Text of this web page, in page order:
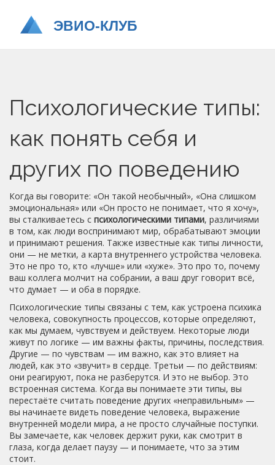
Психологические типы:
как понять себя и
других по поведению
Когда вы говорите: «Он такой необычный», «Она слишком
эмоциональная» или «Он просто не понимает, что я хочу»,
вы сталкиваетесь с психологическими типами, различиями
в том, как люди воспринимают мир, обрабатывают эмоции
и принимают решения. Также известные как типы личности,
они — не метки, а карта внутреннего устройства человека.
Это не про то, кто «лучше» или «хуже». Это про то, почему
ваш коллега молчит на собрании, а ваш друг говорит всё,
что думает — и оба в порядке.
Психологические типы связаны с тем, как устроена психика
человека, совокупность процессов, которые определяют,
как мы думаем, чувствуем и действуем. Некоторые люди
живут по логике — им важны факты, причины, последствия.
Другие — по чувствам — им важно, как это влияет на
людей, как это «звучит» в сердце. Третьи — по действиям:
они реагируют, пока не разберутся. И это не выбор. Это
встроенная система. Когда вы понимаете эти типы, вы
перестаёте считать поведение других «неправильным» —
вы начинаете видеть поведение человека, выражение
внутренней модели мира, а не просто случайные поступки.
Вы замечаете, как человек держит руки, как смотрит в
глаза, когда делает паузу — и понимаете, что за этим
стоит.